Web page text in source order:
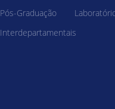
Pós-Graduação
Interdepartamentais